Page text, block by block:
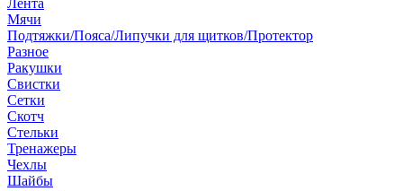
Лента
Мячи
Подтяжки/Пояса/Липучки для щитков/Протектор
Разное
Ракушки
Свистки
Сетки
Скотч
Стельки
Тренажеры
Чехлы
Шайбы